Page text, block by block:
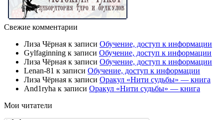
Свежие комментарии
Лиза Чёрная к записи Обучение, доступ к информации
Gylfaginning к записи Обучение, доступ к информации
Лиза Чёрная к записи Обучение, доступ к информации
Lenan-81 к записи Обучение, доступ к информации
Лиза Чёрная к записи Оракул «Нити судьбы» — книга
And1ryha к записи Оракул «Нити судьбы» — книга
Мои читатели